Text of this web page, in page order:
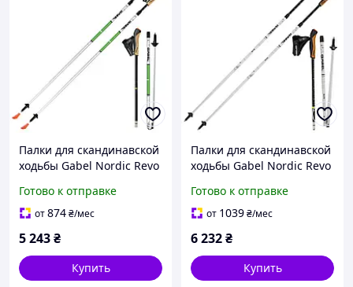
Палки для скандинавской
ходьбы Gabel Nordic Revo
Готово к отправке
от874₴/мес
5 243₴
Купить
Палки для скандинавской
ходьбы Gabel Nordic Revo
(7009351340000)
Готово к отправке
от 1039₴/мес
6 232₴
Купить